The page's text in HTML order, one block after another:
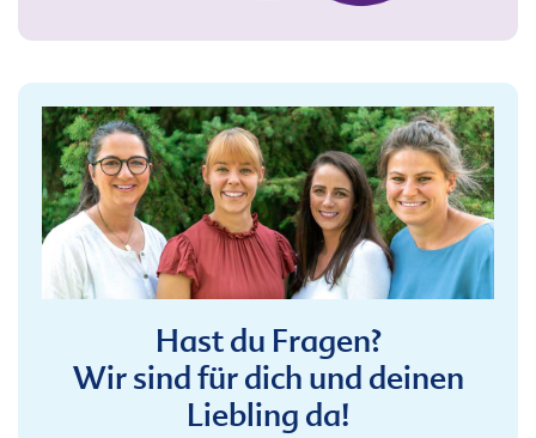
Hast du Fragen?
Wir sind für dich und deinen
Liebling da!